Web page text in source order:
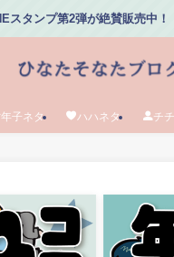
スタンプ第2弾が絶賛販売中！
年子ネタ ハハネタ チ